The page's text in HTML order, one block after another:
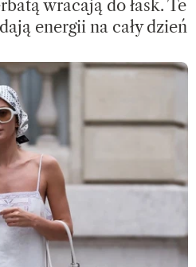
wracają do łask. Te
energii na cały dzień